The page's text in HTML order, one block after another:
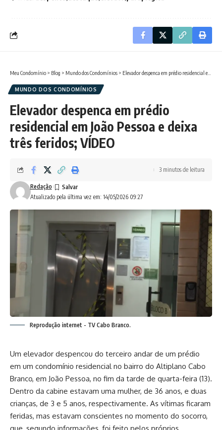
Meu Condomínio > Blog > Mundo dos Condomínios > Elevador despenca em prédio residencial em João Pessoa e deixa três feridos; VÍDEO
MUNDO DOS CONDOMÍNIOS
Elevador despenca em prédio
residencial em João Pessoa e deixa
três feridos; VÍDEO
Atualizado pela última vez em: 14/05/2026 09:27
Redação
3 minutos de leitura
Reprodução internet - TV Cabo Branco.
Um elevador despencou do terceiro andar de um prédio
em um condomínio residencial no bairro do Altiplano Cabo
Branco, em João Pessoa, no fim da tarde de quarta-feira (13).
Dentro da cabine estavam uma mulher, de 36 anos, e duas
crianças, de 3 e 5 anos, respectivamente. As vítimas ficaram
feridas, mas estavam conscientes no momento do socorro,